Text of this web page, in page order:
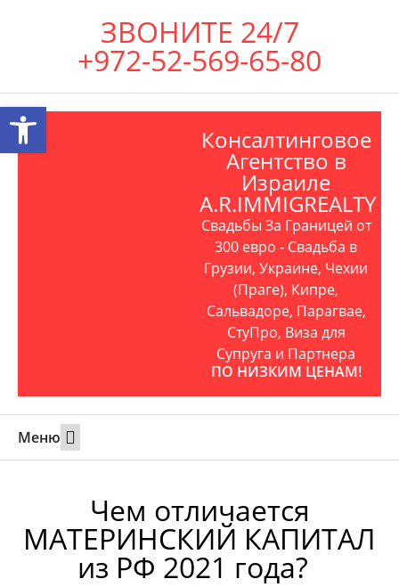
ЗВОНИТЕ 24/7
+972-52-569-65-80
Консалтинговое
Агентство в
Израиле
A.R.IMMIGREALTY
Свадьбы За Границей от
300 евро - Свадьба в
Грузии, Украине, Чехии
(Праге), Кипре,
Сальвадоре, Парагвае,
СтуПро, Виза для
Супруга и Партнера
ПО НИЗКИМ ЦЕНАМ!
Меню
Чем отличается
МАТЕРИНСКИЙ КАПИТАЛ
из РФ 2021 года?
Открыть панель инструментов